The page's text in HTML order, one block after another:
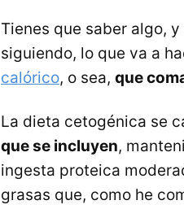
Tienes que saber algo,
siguiendo, lo que va a
calórico, o sea, que
La dieta cetogénica se
que se incluyen,
ingesta proteica
grasas que, como he